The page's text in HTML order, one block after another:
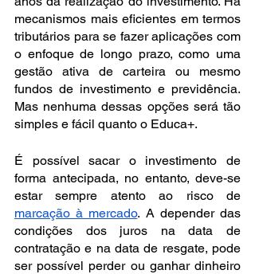
mecanismos mais eficientes em termos
tributários para se fazer aplicações com
o enfoque de longo prazo, como uma
gestão ativa de carteira ou mesmo
fundos de investimento e previdência.
Mas nenhuma dessas opções será tão
simples e fácil quanto o Educa+.
É possível sacar o investimento de
forma antecipada, no entanto, deve-se
marcação à mercado. A depender das
condições dos juros na data de
contratação e na data de resgate, pode
ser possível perder ou ganhar dinheiro